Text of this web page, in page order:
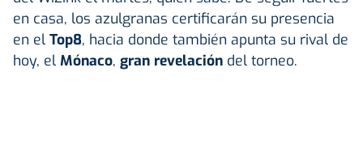
en casa, los azulgranas certificarán su presencia
en el Top8, hacia donde también apunta su rival de
hoy, el Mónaco, gran revelación del torneo.